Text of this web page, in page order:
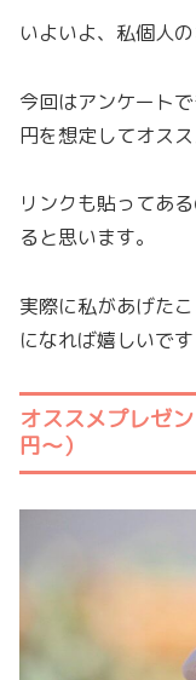
いよいよ、私個人
今回はアンケート
円を想定してオス
リンクも貼ってあ
ると思います。
実際に私があげた
になれば嬉しいで
オススメプレゼ
円〜）